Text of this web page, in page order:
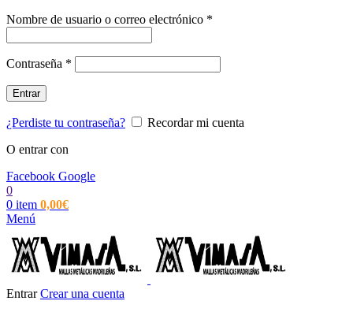
Nombre de usuario o correo electrónico *
Contraseña *
Entrar
¿Perdiste tu contraseña?
Recordar mi cuenta
O entrar con
Facebook Google
0
0 item 0,00€
Menú
EntrarCrear una cuenta